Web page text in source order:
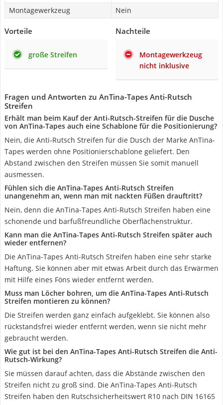
Montagewerkzeug
Nein
Vorteile
große Streifen
Nachteile
Montagewerkzeug
nicht inklusive
Fragen und Antworten zu AnTina-Tapes Anti-Rutsch
Streifen
Erhält man beim Kauf der Anti-Rutsch-Streifen für die Dusche
von AnTina-Tapes auch eine Schablone für die Positionierung?
Nein, die Anti-Rutsch Streifen für die Dusch der Marke AnTina-
Tapes werden ohne Positionierschablone geliefert. Den
Abstand zwischen den Streifen müssen Sie somit manuell
ausmessen.
Fühlen sich die AnTina-Tapes Anti-Rutsch Streifen
unangenehm an, wenn man mit nackten Füßen drauftritt?
Nein, denn die AnTina-Tapes Anti-Rutsch Streifen haben eine
schonende und barfußfreundliche Oberflächenstruktur.
Kann man die AnTina-Tapes Anti-Rutsch Streifen später auch
wieder entfernen?
Die AnTina-Tapes Anti-Rutsch Streifen haben eine sehr starke
Haftung. Sie können aber mit etwas Arbeit durch das Erwärmen
mit Hilfe eines Föns wieder entfernt werden.
Muss man Löcher bohren, um die AnTina-Tapes Anti-Rutsch
Streifen montieren zu können?
Die Streifen werden ganz einfach aufgeklebt. Sie können also
rückstandsfrei wieder entfernt werden, wenn sie nicht mehr
gebraucht werden.
Wie gut ist bei den AnTina-Tapes Anti-Rutsch Streifen die Anti-
Rutsch-Wirkung?
Sie müssen darauf achten, dass die Abstände zwischen den
Streifen nicht zu groß sind. Die AnTina-Tapes Anti-Rutsch
Streifen haben den Rutschsicherheitswert R10 nach DIN 16165